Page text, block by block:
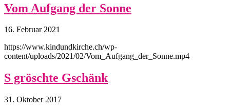
Vom Aufgang der Sonne
16. Februar 2021
https://www.kindundkirche.ch/wp-
content/uploads/2021/02/Vom_Aufgang_der_Sonne.mp4
S gröschte Gschänk
31. Oktober 2017